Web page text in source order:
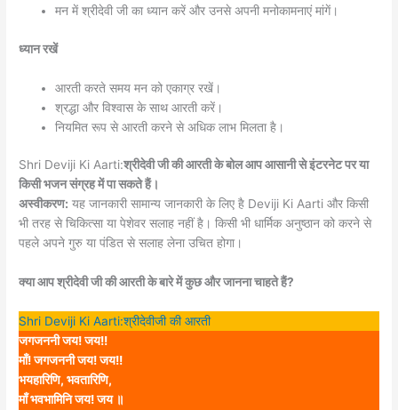
मन में श्रीदेवी जी का ध्यान करें और उनसे अपनी मनोकामनाएं मांगें।
ध्यान रखें
आरती करते समय मन को एकाग्र रखें।
श्रद्धा और विश्वास के साथ आरती करें।
नियमित रूप से आरती करने से अधिक लाभ मिलता है।
Shri Deviji Ki Aarti:श्रीदेवी जी की आरती के बोल आप आसानी से इंटरनेट पर या
किसी भजन संग्रह में पा सकते हैं।
अस्वीकरण: यह जानकारी सामान्य जानकारी के लिए है Deviji Ki Aarti और किसी
भी तरह से चिकित्सा या पेशेवर सलाह नहीं है। किसी भी धार्मिक अनुष्ठान को करने से
पहले अपने गुरु या पंडित से सलाह लेना उचित होगा।
क्या आप श्रीदेवी जी की आरती के बारे में कुछ और जानना चाहते हैं?
Shri Deviji Ki Aarti:श्रीदेवीजी की आरती
जगजननी जय! जय!!
माँ! जगजननी जय! जय!!
भयहारिणि, भवतारिणि,
माँ भवभामिनि जय! जय ॥